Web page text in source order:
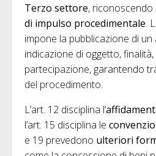
Terzo settore,
di impulso procedimentale.
impone la pubblicazione di
indicazione di oggetto,
partecipazione, garantendo
del procedimento.
L’art. 12 disciplina l’
l’art. 15 disciplina le
e 19 prevedono ulteriori